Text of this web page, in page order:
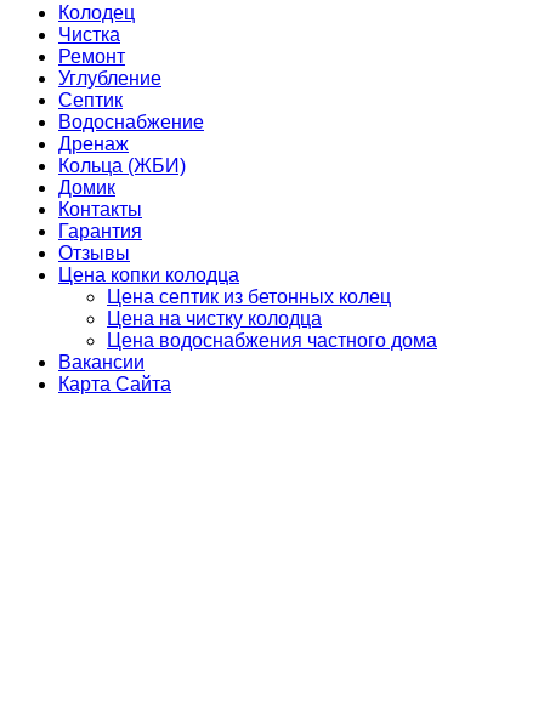
Колодец
Чистка
Ремонт
Углубление
Септик
Водоснабжение
Дренаж
Кольца (ЖБИ)
Домик
Контакты
Гарантия
Отзывы
Цена копки колодца
Цена септик из бетонных колец
Цена на чистку колодца
Цена водоснабжения частного дома
Вакансии
Карта Сайта